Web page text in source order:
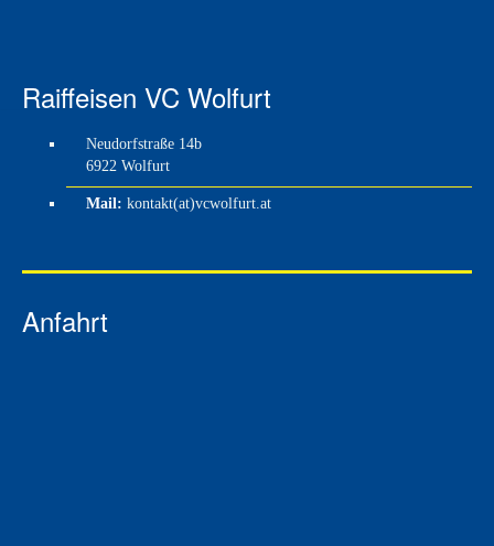
Raiffeisen VC Wolfurt
Neudorfstraße 14b
6922 Wolfurt
Mail: kontakt(at)vcwolfurt.at
Anfahrt